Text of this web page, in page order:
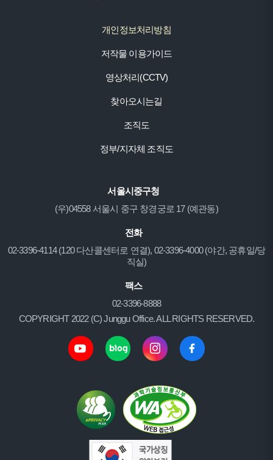
개인정보처리방침
저작물 이용가이드
영상처리(CCTV)
찾아오시는길
조직도
정부/지자체 조직도
서울시중구청
(우)04558 서울시 중구 창경궁로 17 (예관동)
전화
02-3396-4114 (120 다산콜센터로 연결), 02-3396-4000 (야간, 공휴일/당
직실)
팩스
02-3396-8888
COPYRIGHT 2022 (C) Junggu Office. ALL RIGHTS RESERVED.